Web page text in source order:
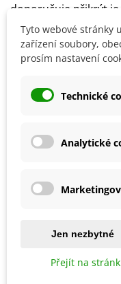
doporučuje přikrýt je
Detaily produktu
SOUVISEJÍCÍ
Tyto webové stránky
zařízení soubory,
prosím nastavení
Technické
Analytické
Jen nezbytné
Přejít na